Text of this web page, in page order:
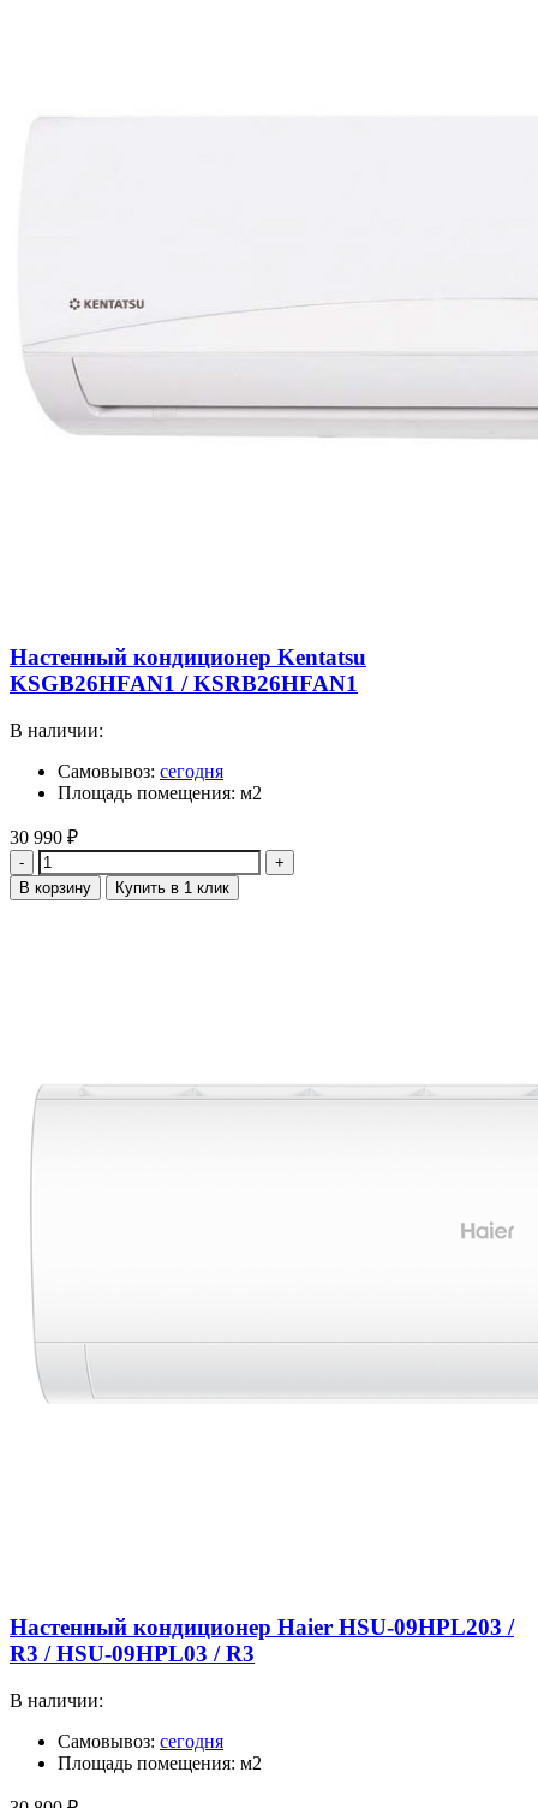
Настенный кондиционер Kentatsu
KSGB26HFAN1 / KSRB26HFAN1
В наличии:
Самовывоз: сегодня
Площадь помещения: м2
30 990 ₽
Количество
В корзину Купить в 1 клик
Настенный кондиционер Haier HSU-09HPL203 /
R3 / HSU-09HPL03 / R3
В наличии:
Самовывоз: сегодня
Площадь помещения: м2